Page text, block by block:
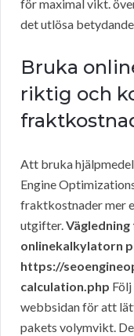
för maximal vikt.
det utlösa
Bruka
riktig och
Att bruka
Engine
fraktkostnader mer
utgifter.
onlinekalkylatorn
https://
calculation.php
webbsidan för att
pakets volymvikt.